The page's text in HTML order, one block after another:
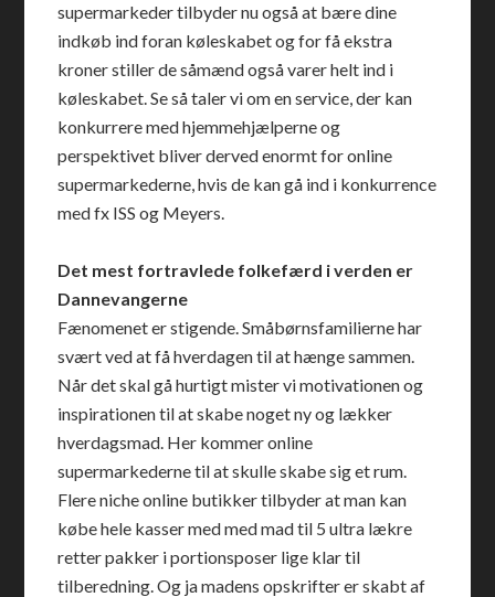
supermarkeder tilbyder nu også at bære dine
indkøb ind foran køleskabet og for få ekstra
kroner stiller de såmænd også varer helt ind i
køleskabet. Se så taler vi om en service, der kan
konkurrere med hjemmehjælperne og
perspektivet bliver derved enormt for online
supermarkederne, hvis de kan gå ind i konkurrence
med fx ISS og Meyers.
Det mest fortravlede folkefærd i verden er
Dannevangerne
Fænomenet er stigende. Småbørnsfamilierne har
svært ved at få hverdagen til at hænge sammen.
Når det skal gå hurtigt mister vi motivationen og
inspirationen til at skabe noget ny og lækker
hverdagsmad. Her kommer online
supermarkederne til at skulle skabe sig et rum.
Flere niche online butikker tilbyder at man kan
købe hele kasser med med mad til 5 ultra lækre
retter pakker i portionsposer lige klar til
tilberedning. Og ja madens opskrifter er skabt af